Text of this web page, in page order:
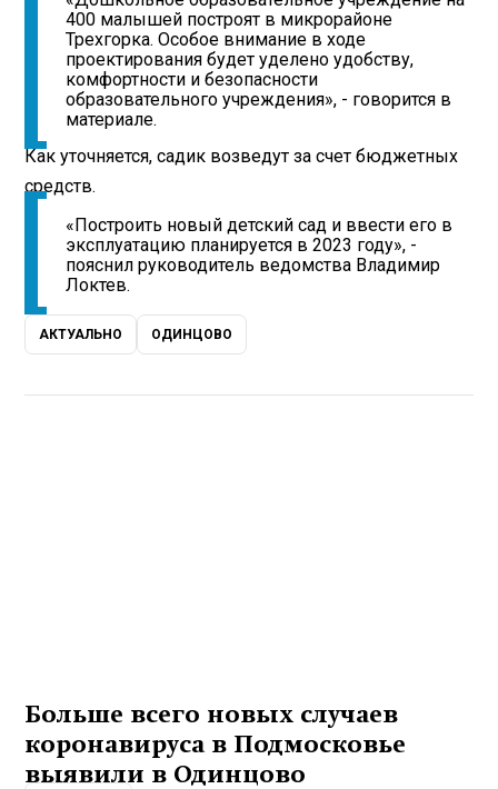
400 малышей построят в микрорайоне
Трехгорка. Особое внимание в ходе
проектирования будет уделено удобству,
комфортности и безопасности
образовательного учреждения», - говорится в
материале.
Как уточняется, садик возведут за счет бюджетных
средств.
«Построить новый детский сад и ввести его в
эксплуатацию планируется в 2023 году», -
пояснил руководитель ведомства Владимир
Локтев.
АКТУАЛЬНО ОДИНЦОВО
Больше всего новых случаев
коронавируса в Подмосковье
выявили в Одинцово